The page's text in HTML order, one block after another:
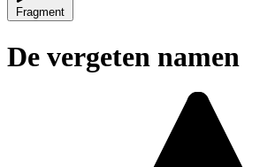
Fragment
De vergeten namen